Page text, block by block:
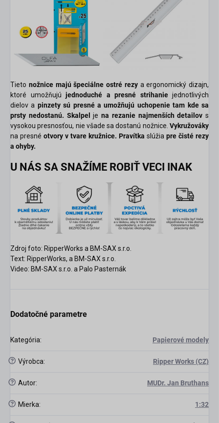
Tieto nožnice majú špeciálne ostré rezya ergonomický dizajn,
ktoré umožňujú jednoduché a presné strihaniejednotlivých
dielov a pinzety sú presné a umožňujú uchopenie tam kde sa
prsty nedostanú. Skalpelje na rezanie najmenších detailov s
vysokou presnosťou, nie všade sa dostanú nožnice. Vykružováky
na presné otvory v tvare kružnice. Pravítka slúžia pre čisté rezy
a ohyby.
U NÁS SA SNAŽÍME ROBIŤ VECI INAK
Zdroj foto: RipperWorks a BM-SAX s.r.o.
Text: RipperWorks, a BM-SAX s.r.o.
Video: BM-SAX s.r.o. a Palo Pasternák
Dodatočné parametre
Kategória: Papierové modely
? Výrobca: Ripper Works (CZ)
? Autor: MUDr. Jan Bruthans
? Mierka: 1:32